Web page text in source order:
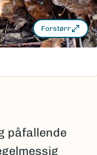
Forstørr
påfallende